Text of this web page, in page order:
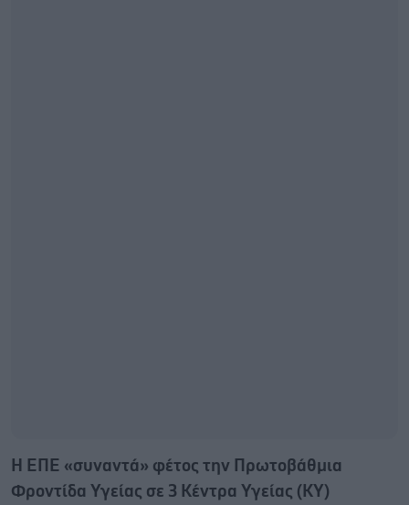
Η ΕΠΕ «συναντά» φέτος την Πρωτοβάθμια
Φροντίδα Υγείας σε 3 Κέντρα Υγείας (ΚΥ)